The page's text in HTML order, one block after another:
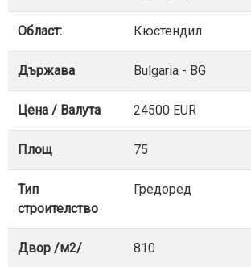
Област: Кюстендил
Държава Bulgaria - BG
Цена / Валута 24500 EUR
Площ 75
Тип
строителство
Гредоред
Двор /м2/ 810